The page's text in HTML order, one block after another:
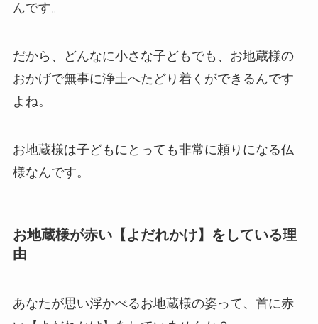
んです。
だから、どんなに小さな子どもでも、お地蔵様の
おかげで無事に浄土へたどり着くができるんです
よね。
お地蔵様は子どもにとっても非常に頼りになる仏
様なんです。
お地蔵様が赤い【よだれかけ】をしている理
由
あなたが思い浮かべるお地蔵様の姿って、首に赤